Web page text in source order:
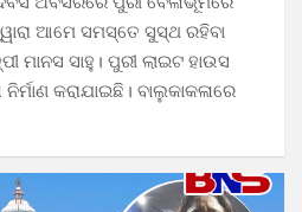
ଆମେ ସମସ୍ତେ ସୁସ୍ଥ ରହିବା
ମାନସ ସାହୁ। ପୁରୀ ଲାଇଟ ହାଉସ
କରାଯାଇଛି। ବାଲୁକାକଳାରେ